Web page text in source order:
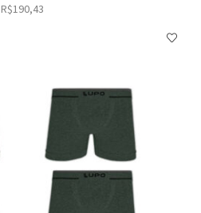
R$190,43